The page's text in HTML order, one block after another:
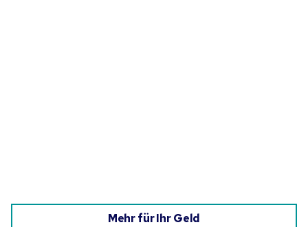
Mehr für Ihr Geld